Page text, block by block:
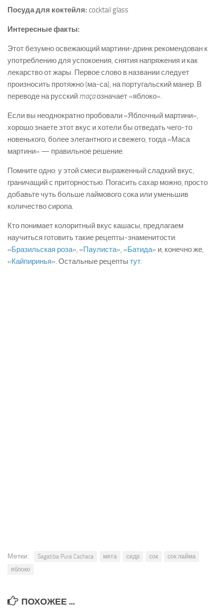
Посуда для коктейля: cocktail glass
Интересные факты:
Этот безумно освежающий мартини-дринк рекомендован к
употреблению для успокоения, снятия напряжения и как
лекарство от жары. Первое слово в названии следует
произносить протяжно (ма-са), на португальский манер. В
переводе на русский maçaозначает «яблоко».
Если вы неоднократно пробовали «Яблочный мартини»,
хорошо знаете этот вкус и хотели бы отведать чего-то
новенького, более элегантного и свежего, тогда «Маса
мартини» — правильное решение.
Помните одно: у этой смеси выраженный сладкий вкус,
граничащий с приторностью. Погасить сахар можно, просто
добавьте чуть больше лаймового сока или уменьшив
количество сиропа.
Кто понимает колоритный вкус кашасы, предлагаем
научиться готовить такие рецепты-знаменитости:
«Бразильская роза», «Паулиста», «Батида» и, конечно же,
«Кайпиринья». Остальные рецепты тут.
Метки: Sagatiba Pura Cachaca мята сидр сок
сок лайма
яблоко
ПОХОЖЕЕ ...